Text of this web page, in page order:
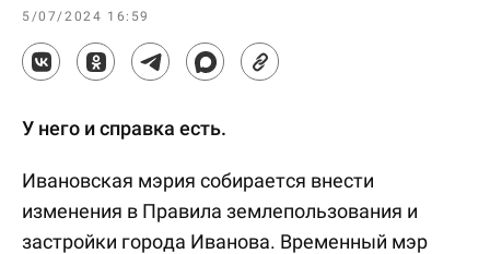
5/07/2024 16:59
У него и справка есть.
Ивановская мэрия собирается внести
изменения в Правила землепользования и
застройки города Иванова. Временный мэр